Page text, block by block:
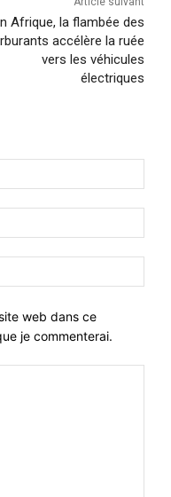
Afrique, la flambée des
accélère la ruée
vers les véhicules
électriques
:*
:*
:
web dans ce
je commenterai.